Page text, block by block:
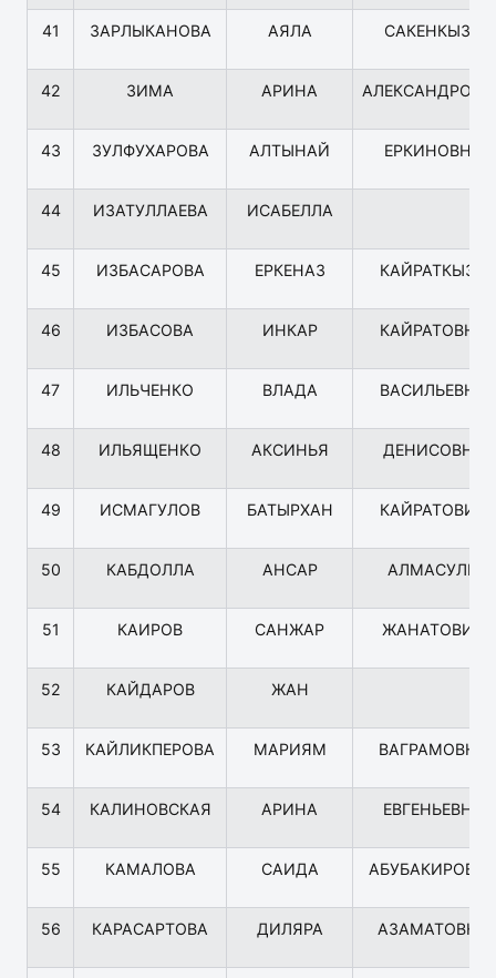
41 ЗАРЛЫКАНОВА АЯЛА САКЕНКЫЗЫ
42 ЗИМА АРИНА
43 ЗУЛФУХАРОВА АЛТЫНАЙ ЕРКИНОВНА
44 ИЗАТУЛЛАЕВА ИСАБЕЛЛА
45 ИЗБАСАРОВА ЕРКЕНАЗ КАЙРАТКЫЗЫ
46 ИЗБАСОВА ИНКАР КАЙРАТОВНА
47 ИЛЬЧЕНКО ВЛАДА ВАСИЛЬЕВНА
48 ИЛЬЯЩЕНКО АКСИНЬЯ ДЕНИСОВНА
49 ИСМАГУЛОВ БАТЫРХАН КАЙРАТОВИЧ
50 КАБДОЛЛА АНСАР АЛМАСУЛЫ
51 КАИРОВ САНЖАР ЖАНАТОВИЧ
52 КАЙДАРОВ ЖАН
53 КАЙЛИКПЕРОВА МАРИЯМ ВАГРАМОВНА
54 КАЛИНОВСКАЯ АРИНА ЕВГЕНЬЕВНА
55 КАМАЛОВА САИДА
56 КАРАСАРТОВА ДИЛЯРА АЗАМАТОВНА